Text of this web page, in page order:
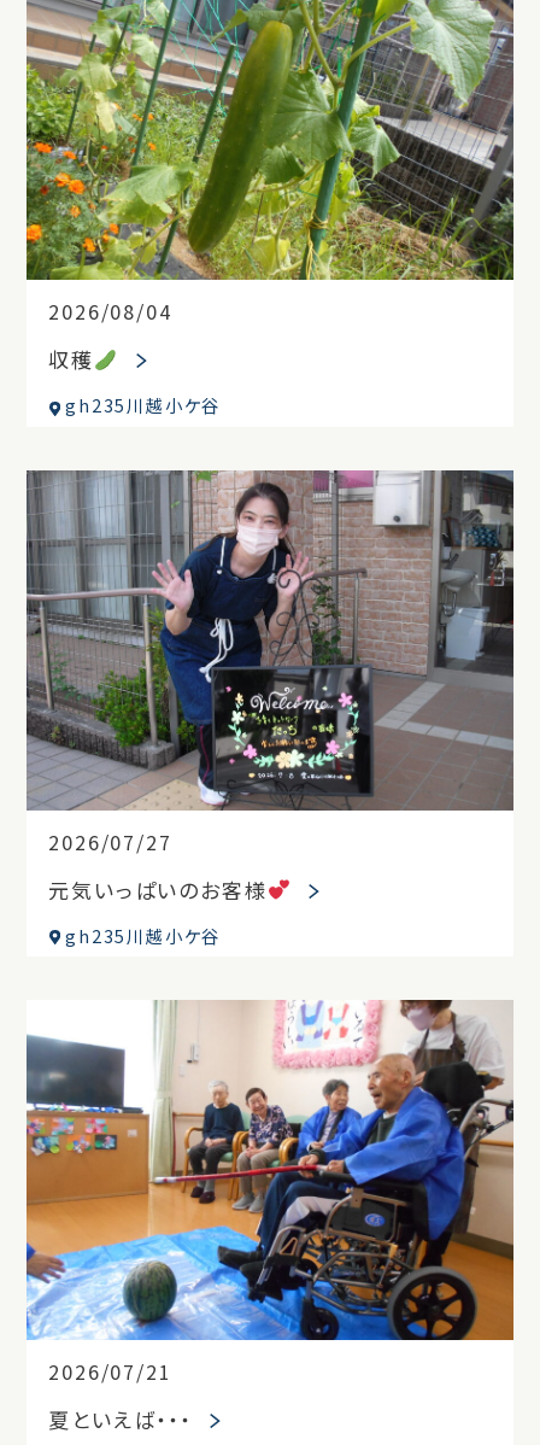
2026/08/04
収穫
gh235川越小ケ谷
2026/07/27
元気いっぱいのお客様
gh235川越小ケ谷
2026/07/21
夏といえば・・・